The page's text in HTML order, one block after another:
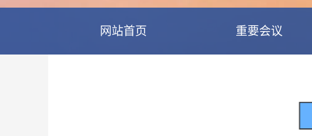
网站首页 重要会议